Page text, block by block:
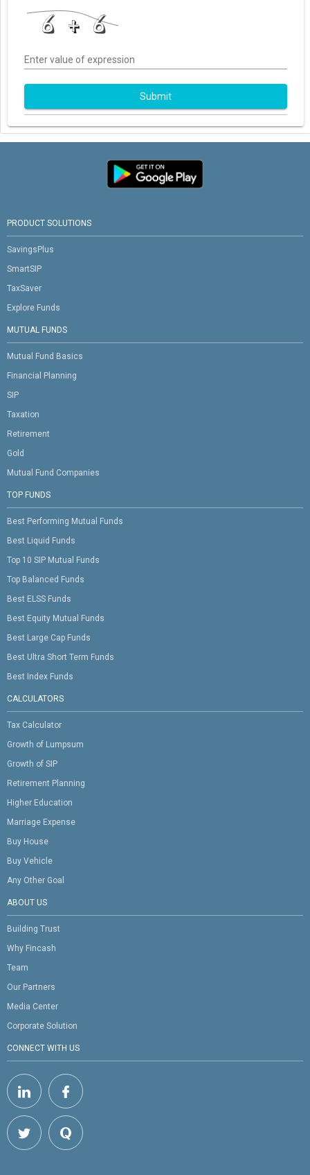
Enter value of expression
Submit
PRODUCT SOLUTIONS
SavingsPlus
SmartSIP
TaxSaver
Explore Funds
MUTUAL FUNDS
Mutual Fund Basics
Financial Planning
SIP
Taxation
Retirement
Gold
Mutual Fund Companies
TOP FUNDS
Best Performing Mutual Funds
Best Liquid Funds
Top 10 SIP Mutual Funds
Top Balanced Funds
Best ELSS Funds
Best Equity Mutual Funds
Best Large Cap Funds
Best Ultra Short Term Funds
Best Index Funds
CALCULATORS
Tax Calculator
Growth of Lumpsum
Growth of SIP
Retirement Planning
Higher Education
Marriage Expense
Buy House
Buy Vehicle
Any Other Goal
ABOUT US
Building Trust
Why Fincash
Team
Our Partners
Media Center
Corporate Solution
CONNECT WITH US